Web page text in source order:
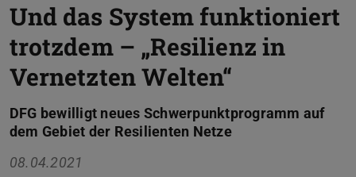
Und das System funktioniert
trotzdem – „Resilienz in
Vernetzten Welten“
DFG bewilligt neues Schwerpunktprogramm auf
dem Gebiet der Resilienten Netze
08.04.2021